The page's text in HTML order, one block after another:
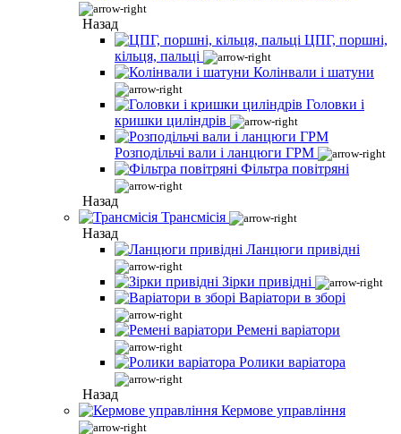
Назад
ЦПГ, поршні,
кільця, пальці
Колінвали і шатуни
Головки і
кришки циліндрів
Розподільчі вали і ланцюги ГРМ
Фільтра повітряні
Назад
Трансмісія
Назад
Ланцюги привідні
Зірки привідні
Варіатори в зборі
Ремені варіатори
Ролики варіатора
Назад
Кермове управління